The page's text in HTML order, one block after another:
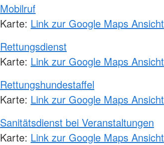
Mobilruf
Karte: Link zur Google Maps Ansicht
Rettungsdienst
Karte: Link zur Google Maps Ansicht
Rettungshundestaffel
Karte: Link zur Google Maps Ansicht
Sanitätsdienst bei Veranstaltungen
Karte: Link zur Google Maps Ansicht